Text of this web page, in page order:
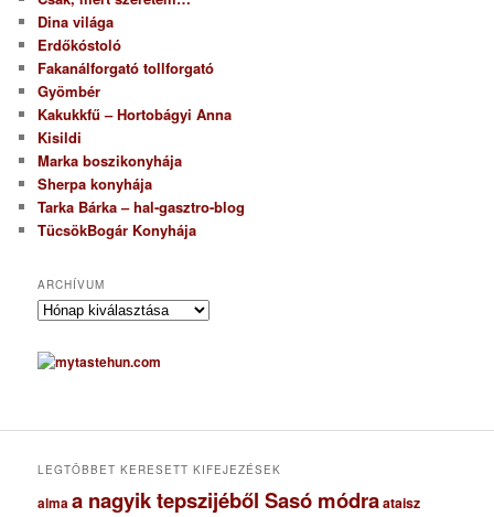
Dina világa
Erdőkóstoló
Fakanálforgató tollforgató
Gyömbér
Kakukkfű – Hortobágyi Anna
Kisildi
Marka boszikonyhája
Sherpa konyhája
Tarka Bárka – hal-gasztro-blog
TücsökBogár Konyhája
ARCHÍVUM
A
c
h
u
LEGTÖBBET KERESETT KIFEJEZÉSEK
almaa nagyik tepszijéből Sasó módraataisz